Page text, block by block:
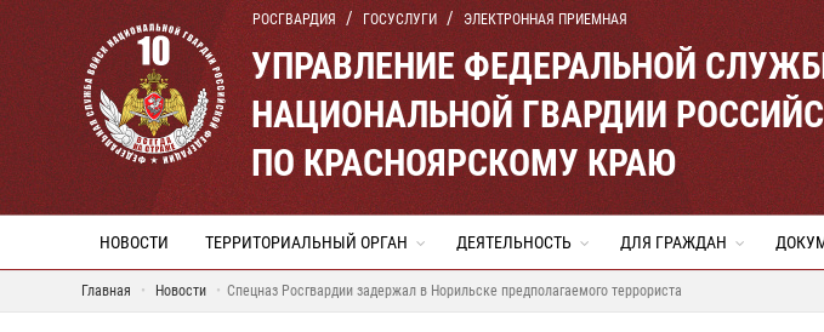
РОСГВАРДИЯ ГОСУСЛУГИ ЭЛЕКТРОННАЯ ПРИЕМНАЯ
УПРАВЛЕНИЕ ФЕДЕРАЛЬНОЙ
НАЦИОНАЛЬНОЙ ГВАРДИИ
ПО КРАСНОЯРСКОМУ КРАЮ
НОВОСТИ ТЕРРИТОРИАЛЬНЫЙ ОРГАН ДЕЯТЕЛЬНОСТЬ ДЛЯ ГРАЖДАН
Главная Новости Спецназ Росгвардии задержал в Норильске предполагаемого террориста